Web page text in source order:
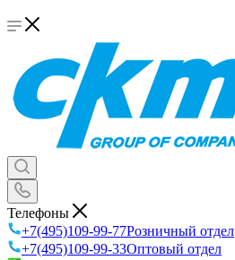
Телефоны
+7(495)109-99-77Розничный отдел
+7(495)109-99-33Оптовый отдел